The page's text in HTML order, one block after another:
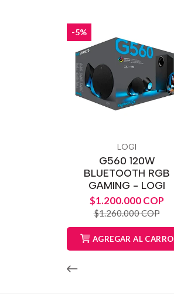
-5%
LOGI
G560 120W
BLUETOOTH RGB
GAMING - LOGI
$1.200.000 COP
$1.260.000 COP
AGREGAR AL CARRO